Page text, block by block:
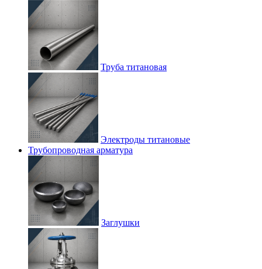
Труба титановая
Электроды титановые
Трубопроводная арматура
Заглушки